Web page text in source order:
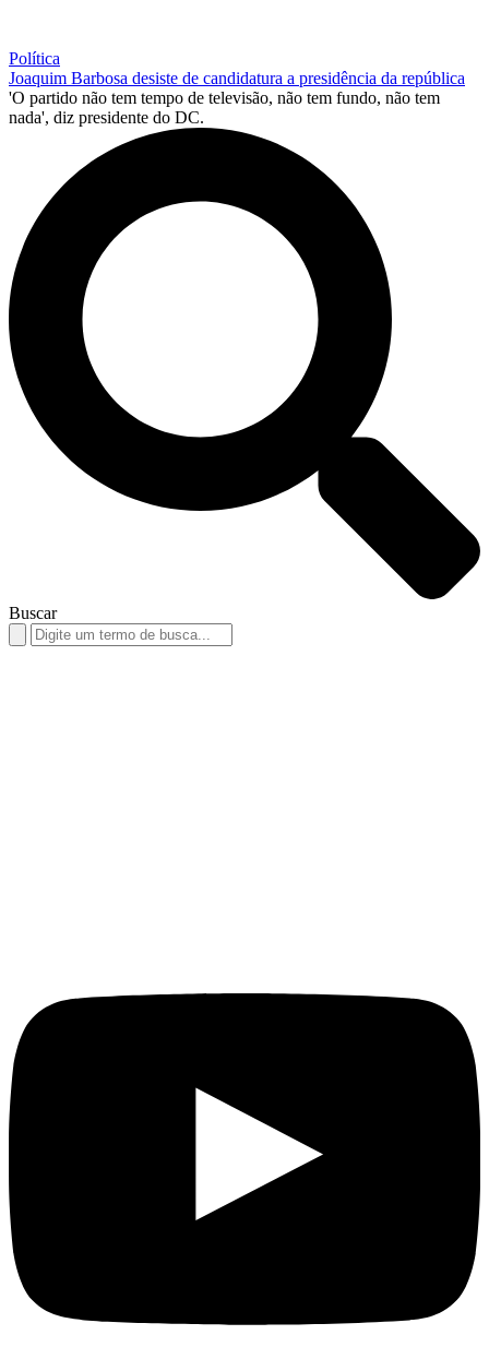
Política
Joaquim Barbosa desiste de candidatura a presidência da república
'O partido não tem tempo de televisão, não tem fundo, não tem
nada', diz presidente do DC.
Buscar
Search
for: